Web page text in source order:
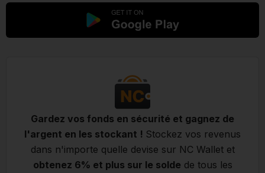
Gardez vos fonds en sécurité et gagnez de
l'argent en les stockant ! Stockez vos revenus
dans n'importe quelle devise sur NC Wallet et
obtenez 6% et plus sur le solde de tous les